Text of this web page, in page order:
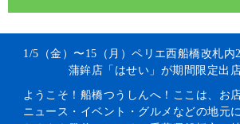
1/5（金）〜15（月）ペリエ西船橋改札内
蒲鉾店「はせい」が期間限定出店
ようこそ！船橋つうしんへ！ここは、お
ニュース・イベント・グルメなどの地元